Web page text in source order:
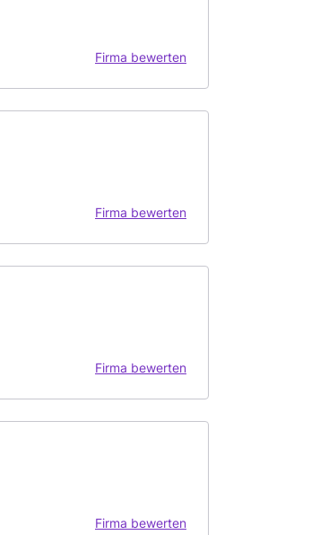
Firma bewerten
Firma bewerten
Firma bewerten
Firma bewerten